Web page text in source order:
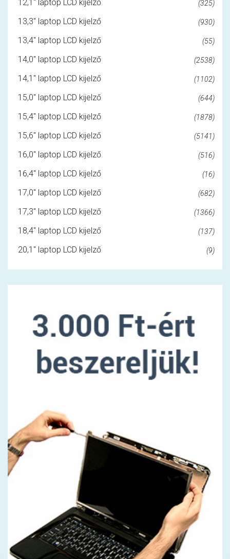
12,1" laptop LCD kijelző (325)
13,3" laptop LCD kijelző (930)
13,4" laptop LCD kijelző (55)
14,0" laptop LCD kijelző (2538)
14,1" laptop LCD kijelző (1102)
15,0" laptop LCD kijelző (644)
15,4" laptop LCD kijelző (1878)
15,6" laptop LCD kijelző (5141)
16,0" laptop LCD kijelző (516)
16,4" laptop LCD kijelző (16)
17,0" laptop LCD kijelző (682)
17,3" laptop LCD kijelző (1366)
18,4" laptop LCD kijelző (137)
20,1" laptop LCD kijelző (9)